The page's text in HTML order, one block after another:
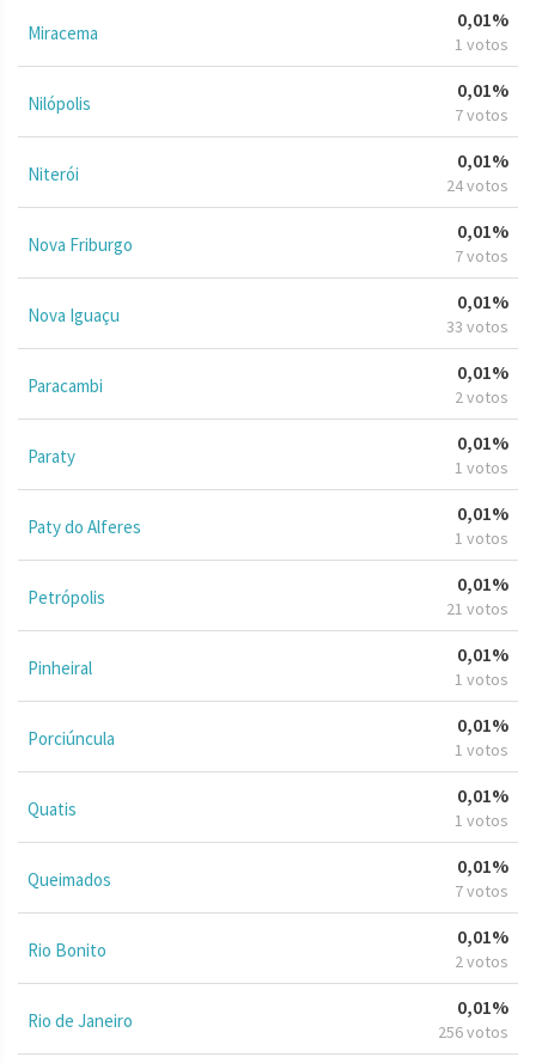
Miracema
0,01%
1 votos
Nilópolis
0,01%
7 votos
Niterói
0,01%
24 votos
Nova Friburgo
0,01%
7 votos
Nova Iguaçu
0,01%
33 votos
Paracambi
0,01%
2 votos
Paraty
0,01%
1 votos
Paty do Alferes
0,01%
1 votos
Petrópolis
0,01%
21 votos
Pinheiral
0,01%
1 votos
Porciúncula
0,01%
1 votos
Quatis
0,01%
1 votos
Queimados
0,01%
7 votos
Rio Bonito
0,01%
2 votos
Rio de Janeiro
0,01%
256 votos